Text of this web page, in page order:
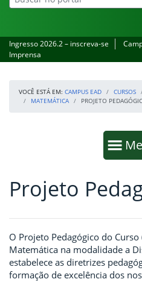
Ingresso 2026.2 – inscreva-se
Imprensa
VOCÊ ESTÁ EM: CAMPUS EAD CURSOS
MATEMÁTICA
PROJETO
Fim da navegação
Início do conteúdo
Projeto
O Projeto Pedagógico do Curso
Matemática na modalidade a
estabelece as diretrizes
formação de excelência dos